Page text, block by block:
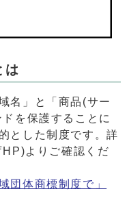
は
名」と「商品(サー
を保護することに
とした制度です。詳
よりご確認くだ
団体商標制度で」